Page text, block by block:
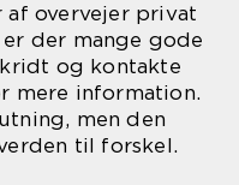
af overvejer privat
der mange gode
og kontakte
mere information.
men den
til forskel.